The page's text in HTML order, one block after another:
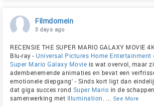
Filmdomein
3 days ago
RECENSIE THE SUPER MARIO GALAXY
Blu-ray - Universal Pictures Home Entertainment
Super Mario Galaxy Movie is wat overvol, maar
adembenemende animaties en bevat een
emotionele diepgang' - Sinds kort ligt dan
dat giga succes rond Super Mario in de
samenwerking met Illumination See More